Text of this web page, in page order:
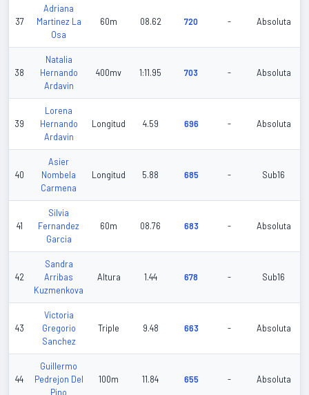
37
Adriana
Martinez La
Osa
60m 08.62 720 - Absoluta
38
Natalia
Hernando
Ardavin
400mv 1:11.95 703 - Absoluta
39
Lorena
Hernando
Ardavin
Longitud 4.59 696 - Absoluta
40
Asier
Nombela
Carmena
Longitud 5.88 685 - Sub16
41
Silvia
Fernandez
Garcia
60m 08.76 683 - Absoluta
42
Sandra
Arribas
Kuzmenkova
Altura 1.44 678 - Sub16
43
Victoria
Gregorio
Sanchez
Triple 9.48 663 - Absoluta
44
Guillermo
Pedrejon Del
Pino
100m 11.84 655 - Absoluta